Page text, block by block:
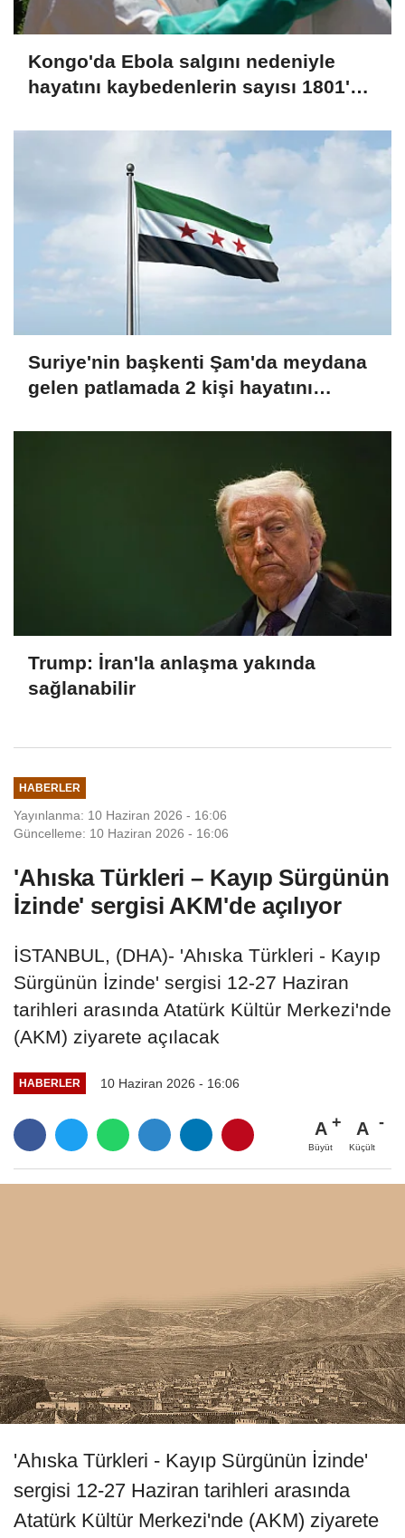
Kongo'da Ebola salgını nedeniyle
hayatını kaybedenlerin sayısı 1801'e
Suriye'nin başkenti Şam'da meydana
gelen patlamada 2 kişi hayatını
Trump: İran'la anlaşma yakında
sağlanabilir
HABERLER
Yayınlanma: 10 Haziran 2026 - 16:06
Güncelleme: 10 Haziran 2026 - 16:06
'Ahıska Türkleri – Kayıp Sürgünün
İzinde' sergisi AKM'de açılıyor
İSTANBUL, (DHA)- 'Ahıska Türkleri - Kayıp
Sürgünün İzinde' sergisi 12-27 Haziran
tarihleri arasında Atatürk Kültür Merkezi'nde
(AKM) ziyarete açılacak
HABERLER 10 Haziran 2026 - 16:06
A
Büyüt
A
Küçült
'Ahıska Türkleri - Kayıp Sürgünün İzinde'
sergisi 12-27 Haziran tarihleri arasında
Atatürk Kültür Merkezi'nde (AKM) ziyarete